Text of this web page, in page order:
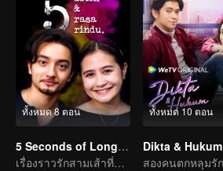
ทั้งหมด 8 ตอน
5 Seconds of Longing
เรื่องราวรักสามเส้าที่ซับซ้อน
ทั้งหมด 10 ตอน
Dikta & Hukum